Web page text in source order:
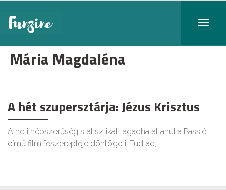
Mária Magdaléna
A hét szupersztárja: Jézus Krisztus
A heti népszerűség statisztikát tagadhatatlanul a Passió
című film főszereplője döntögeti. Tudtad,